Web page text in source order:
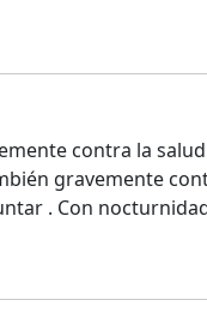
contra la
gravemente
. Con